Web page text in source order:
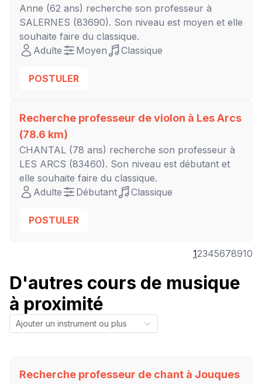
Anne (62 ans) recherche son professeur à
SALERNES (83690). Son niveau est moyen et elle
souhaite faire du classique.
Adulte
Moyen Classique
POSTULER
Recherche professeur de violon à Les Arcs
(78.6 km)
CHANTAL (78 ans) recherche son professeur à
LES ARCS (83460). Son niveau est débutant et
elle souhaite faire du classique.
Adulte
Débutant Classique
POSTULER
12345678910
D'autres cours de musique
à proximité
Recherche professeur de chant à Jouques